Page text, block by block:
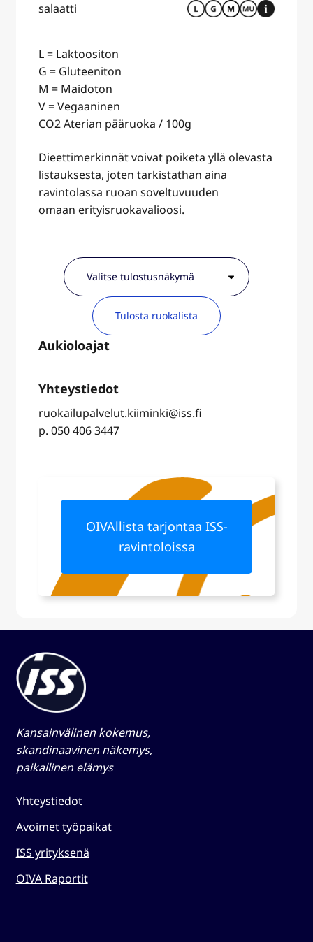
salaatti
L = Laktoositon
G = Gluteeniton
M = Maidoton
V = Vegaaninen
CO2 Aterian pääruoka / 100g
Dieettimerkinnät voivat poiketa yllä olevasta
listauksesta, joten tarkistathan aina
ravintolassa ruoan soveltuvuuden
omaan erityisruokavalioosi.
Tulosta ruokalista
ruokailupalvelut.kiiminki@iss.fi
p. 050 406 3447
OIVAllista tarjontaa ISS-
ravintoloissa
Kansainvälinen kokemus,
skandinaavinen näkemys,
paikallinen elämys​
Yhteystiedot
Avoimet työpaikat
ISS yrityksenä
OIVA Raportit